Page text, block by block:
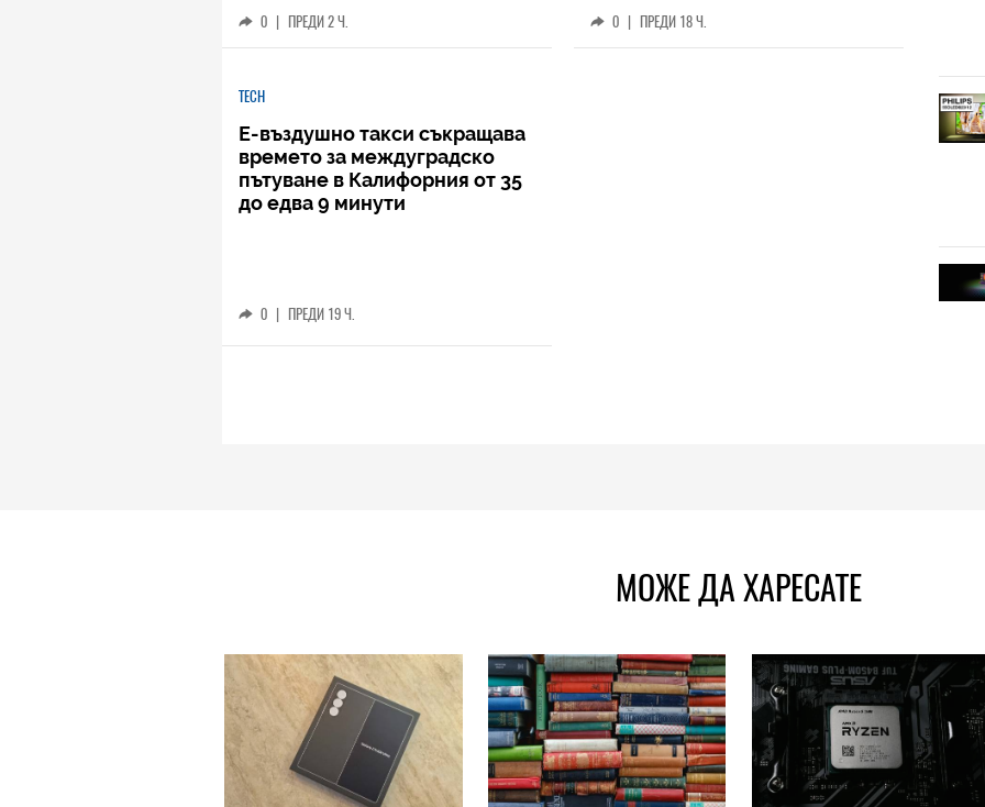
0 | ПРЕДИ 2 Ч. 0 | ПРЕДИ 18 Ч.
TECH
Е-въздушно такси съкращава
времето за междуградско
пътуване в Калифорния от 35
до едва 9 минути
0 | ПРЕДИ 19 Ч.
МОЖЕ ДА ХАРЕСАТЕ